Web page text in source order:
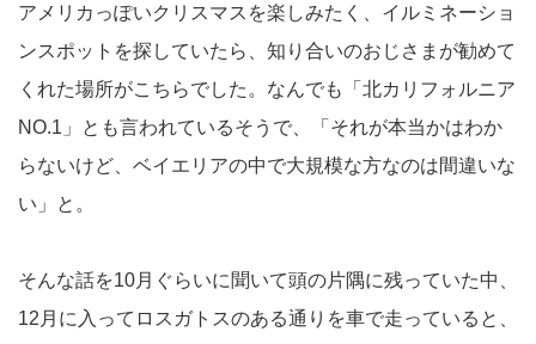
アメリカっぽいクリスマスを楽しみたく、イルミネーショ
ンスポットを探していたら、知り合いのおじさまが勧めて
くれた場所がこちらでした。なんでも「北カリフォルニア
NO.1」とも言われているそうで、「それが本当かはわか
らないけど、ベイエリアの中で大規模な方なのは間違いな
い」と。
そんな話を10月ぐらいに聞いて頭の片隅に残っていた中、
12月に入ってロスガトスのある通りを車で走っていると、